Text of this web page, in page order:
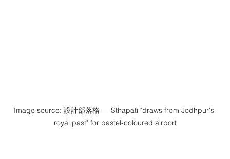
Image source: 設計部落格 — Sthapati "draws from Jodhpur's
royal past" for pastel-coloured airport